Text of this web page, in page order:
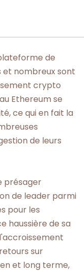
de
nombreux sont
crypto
Ethereum se
ce qui en fait la
de leurs
présager
de leader parmi
pour les
haussière de sa
sur
et long terme,